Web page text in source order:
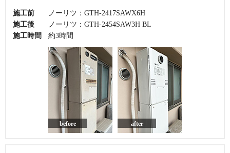
施工前
ノーリツ：GTH-2417SAWX6H
施工後
ノーリツ：GTH-2454SAW3H BL
施工時間
約3時間
before after